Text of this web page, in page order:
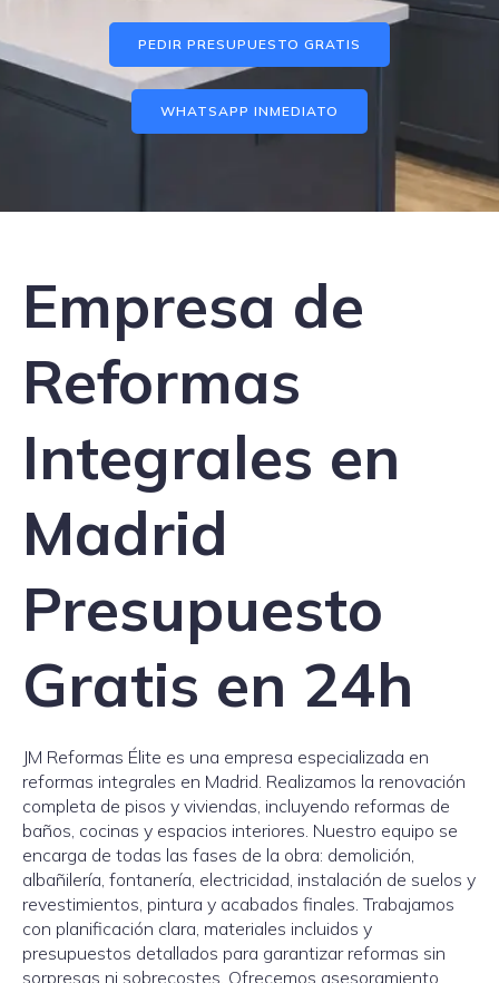
PEDIR PRESUPUESTO GRATIS
WHATSAPP INMEDIATO
Empresa de
Reformas
Integrales en
Madrid
Presupuesto
Gratis en 24h
JM Reformas Élite es una empresa especializada en
reformas integrales en Madrid. Realizamos la renovación
completa de pisos y viviendas, incluyendo reformas de
baños, cocinas y espacios interiores. Nuestro equipo se
encarga de todas las fases de la obra: demolición,
albañilería, fontanería, electricidad, instalación de suelos y
revestimientos, pintura y acabados finales. Trabajamos
con planificación clara, materiales incluidos y
presupuestos detallados para garantizar reformas sin
sorpresas ni sobrecostes. Ofrecemos asesoramiento